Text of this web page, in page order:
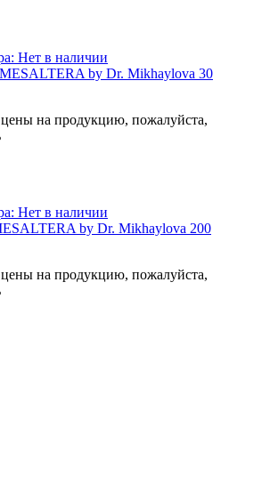
Нет в наличии
by Dr. Mikhaylova 30
на продукцию, пожалуйста,
Нет в наличии
by Dr. Mikhaylova 200
на продукцию, пожалуйста,